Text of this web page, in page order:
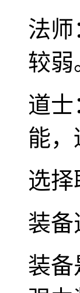
法师
较弱
道
能，
选
装备
装备